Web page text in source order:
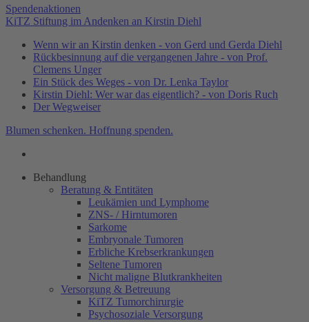
Spendenaktionen
KiTZ Stiftung im Andenken an Kirstin Diehl
Wenn wir an Kirstin denken - von Gerd und Gerda Diehl
Rückbesinnung auf die vergangenen Jahre - von Prof.
Clemens Unger
Ein Stück des Weges - von Dr. Lenka Taylor
Kirstin Diehl: Wer war das eigentlich? - von Doris Ruch
Der Wegweiser
Blumen schenken. Hoffnung spenden.
Behandlung
Beratung & Entitäten
Leukämien und Lymphome
ZNS- / Hirntumoren
Sarkome
Embryonale Tumoren
Erbliche Krebserkrankungen
Seltene Tumoren
Nicht maligne Blutkrankheiten
Versorgung & Betreuung
KiTZ Tumorchirurgie
Psychosoziale Versorgung